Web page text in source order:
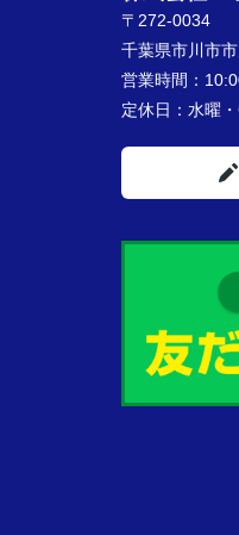
〒272-0034
千葉県市川市
営業時間：
定休日： 水曜